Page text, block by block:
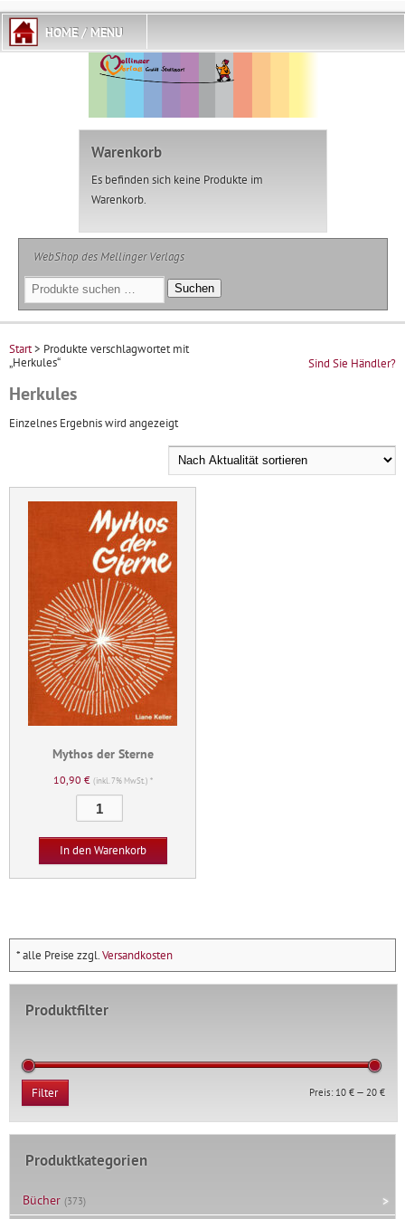
Warenkorb
Es befinden sich keine Produkte im
Warenkorb.
WebShop des Mellinger Verlags
Suchen
nach:
Suchen
Start> Produkte verschlagwortet mit
„Herkules“
Sind Sie Händler?
Herkules
Einzelnes Ergebnis wird angezeigt
Mythos der Sterne
10,90 € (inkl. 7% MwSt.) *
der
Sterne
Menge
In den Warenkorb
* alle Preise zzgl.Versandkosten
Produktfilter
Min.
Max.
Filter Preis: 10 € — 20 €
Produktkategorien
Bücher (373)